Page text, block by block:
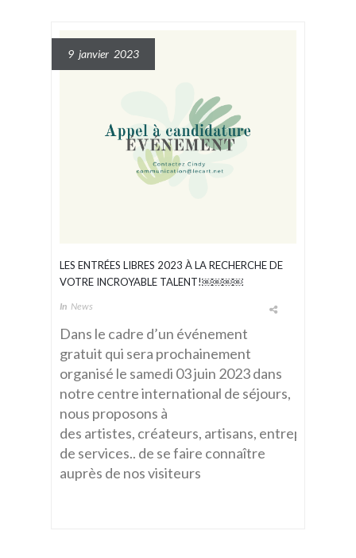
9 janvier 2023
LES ENTRÉES LIBRES 2023 À LA RECHERCHE DE
VOTRE INCROYABLE TALENT!￼￼￼￼
In News
Dans le cadre d’un événement
gratuit qui sera prochainement
organisé le samedi 03 juin 2023 dans
notre centre international de séjours,
nous proposons à
des artistes, créateurs, artisans, entreprises,
de services.. de se faire connaître
auprès de nos visiteurs